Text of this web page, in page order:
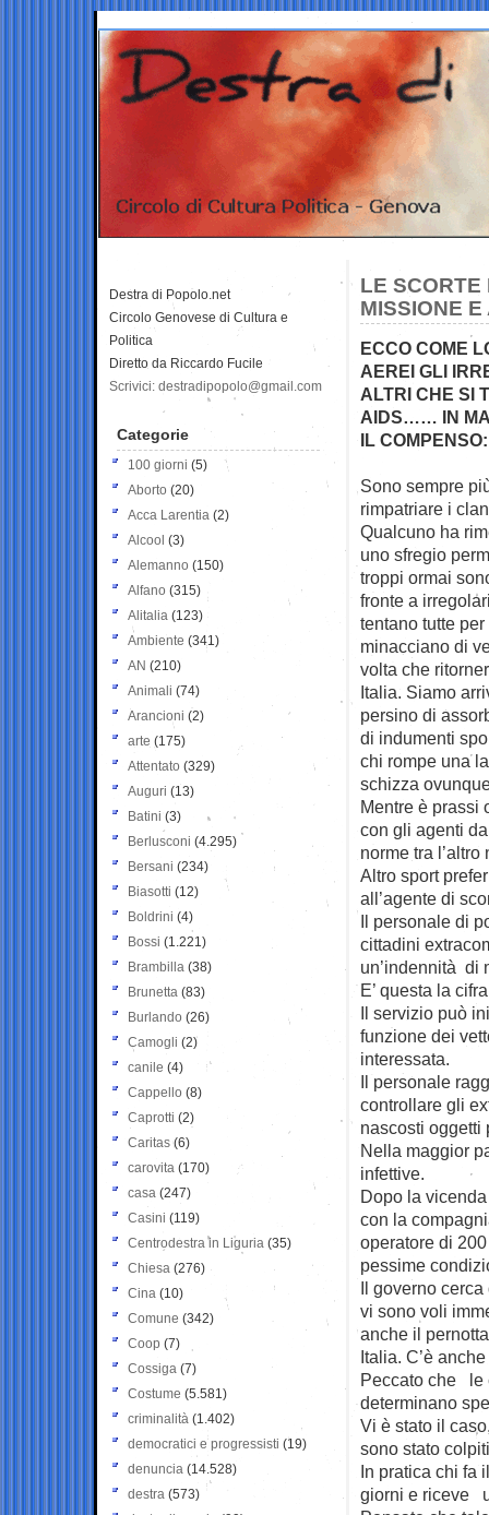
LE SCORTE
MISSIONE
ECCO COME
AEREI GLI
ALTRI CHE SI
AIDS…… IN
IL
Sono sempre
rimpatriare i
Qualcuno ha
uno sfregio
troppi ormai
fronte a
tentano tutte
minacciano di
volta che
Italia. Siamo
persino di
di indumenti
chi rompe una
schizza
Mentre è prassi
con gli agenti
norme tra
Altro sport
all’agente di
Il personale di
cittadini
un’indennità di
E’ questa la
Il servizio può
funzione dei
interessata.
Il personale
controllare gli
nascosti oggetti
Nella maggior
infettive.
Dopo la
con la
operatore di
pessime
Il governo
vi sono voli
anche il
Italia. C’è
Peccato che le
determinano
Vi è stato il
sono stato
In pratica chi fa
giorni e riceve
Destra di Popolo.net
Circolo Genovese di Cultura e
Politica
Diretto da Riccardo Fucile
Scrivici: destradipopolo@gmail.com
Categorie
100 giorni (5)
Aborto (20)
Acca Larentia (2)
Alcool (3)
Alemanno (150)
Alfano (315)
Alitalia (123)
Ambiente (341)
AN (210)
Animali (74)
Arancioni (2)
arte (175)
Attentato (329)
Auguri (13)
Batini (3)
Berlusconi (4.295)
Bersani (234)
Biasotti (12)
Boldrini (4)
Bossi (1.221)
Brambilla (38)
Brunetta (83)
Burlando (26)
Camogli (2)
canile (4)
Cappello (8)
Caprotti (2)
Caritas (6)
carovita (170)
casa (247)
Casini (119)
Centrodestra in Liguria (35)
Chiesa (276)
Cina (10)
Comune (342)
Coop (7)
Cossiga (7)
Costume (5.581)
criminalità (1.402)
democratici e progressisti (19)
denuncia (14.528)
destra (573)